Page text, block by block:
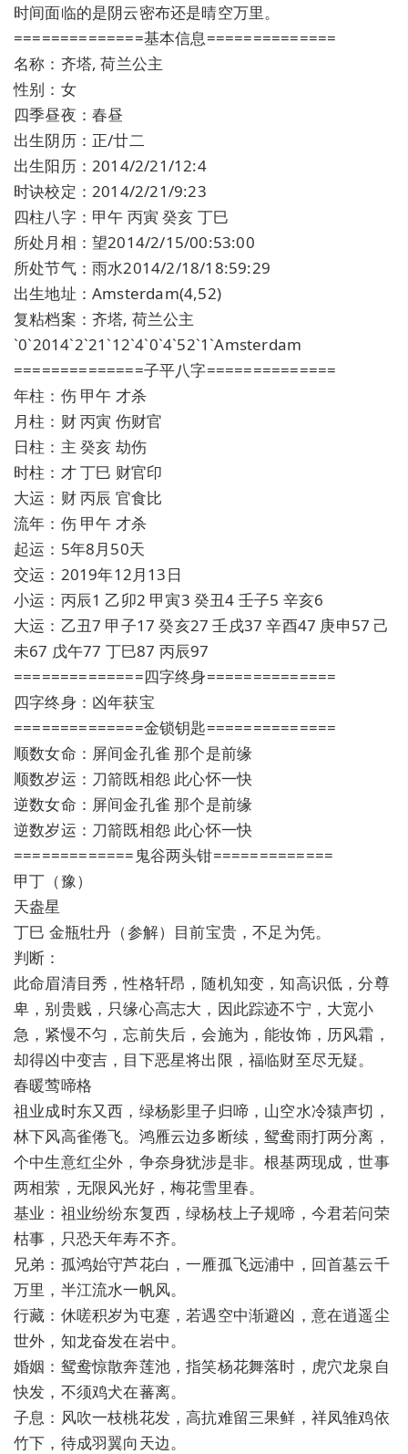
时间面临的是阴云密布还是晴空万里。
==============基本信息==============
名称：齐塔, 荷兰公主
性别：女
四季昼夜：春昼
出生阴历：正/廿二
出生阳历：2014/2/21/12:4
时诀校定：2014/2/21/9:23
四柱八字：甲午 丙寅 癸亥 丁巳
所处月相：望2014/2/15/00:53:00
所处节气：雨水2014/2/18/18:59:29
出生地址：Amsterdam(4,52)
复粘档案：齐塔, 荷兰公主
`0`2014`2`21`12`4`0`4`52`1`Amsterdam
==============子平八字==============
年柱：伤 甲午 才杀
月柱：财 丙寅 伤财官
日柱：主 癸亥 劫伤
时柱：才 丁巳 财官印
大运：财 丙辰 官食比
流年：伤 甲午 才杀
起运：5年8月50天
交运：2019年12月13日
小运：丙辰1 乙卯2 甲寅3 癸丑4 壬子5 辛亥6
大运：乙丑7 甲子17 癸亥27 壬戌37 辛酉47 庚申57 己
未67 戊午77 丁巳87 丙辰97
==============四字终身==============
四字终身：凶年获宝
==============金锁钥匙==============
顺数女命：屏间金孔雀 那个是前缘
顺数岁运：刀箭既相怨 此心怀一快
逆数女命：屏间金孔雀 那个是前缘
逆数岁运：刀箭既相怨 此心怀一快
=============鬼谷两头钳=============
甲丁（豫）
天盎星
丁巳 金瓶牡丹（参解）目前宝贵，不足为凭。
判断：
此命眉清目秀，性格轩昂，随机知变，知高识低，分尊
卑，别贵贱，只缘心高志大，因此踪迹不宁，大宽小
急，紧慢不匀，忘前失后，会施为，能妆饰，历风霜，
却得凶中变吉，目下恶星将出限，福临财至尽无疑。
春暖莺啼格
祖业成时东又西，绿杨影里子归啼，山空水冷猿声切，
林下风高雀倦飞。鸿雁云边多断续，鸳鸯雨打两分离，
个中生意红尘外，争奈身犹涉是非。根基两现成，世事
两相萦，无限风光好，梅花雪里春。
基业：祖业纷纷东复西，绿杨枝上子规啼，今君若问荣
枯事，只恐天年寿不齐。
兄弟：孤鸿始守芦花白，一雁孤飞远浦中，回首墓云千
万里，半江流水一帆风。
行藏：休嗟积岁为屯蹇，若遇空中渐避凶，意在逍遥尘
世外，知龙奋发在岩中。
婚姻：鸳鸯惊散奔莲池，指笑杨花舞落时，虎穴龙泉自
快发，不须鸡犬在蕃离。
子息：风吹一枝桃花发，高抗难留三果鲜，祥凤雏鸡依
竹下，待成羽翼向天边。